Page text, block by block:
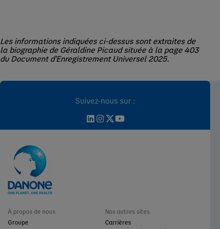
Les informations indiquées ci-dessus sont extraites de
la biographie de Géraldine Picaud située à la page 403
du Document d'Enregistrement Universel 2025.
Suivez-nous sur :
À propos de nous
Groupe
Nos autres sites
Carrières